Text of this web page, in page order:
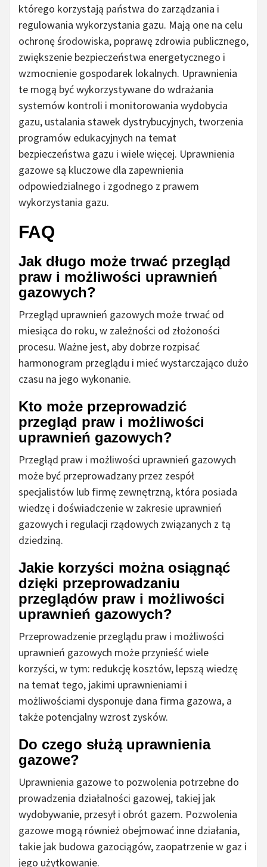
którego korzystają państwa do zarządzania i
regulowania wykorzystania gazu. Mają one na celu
ochronę środowiska, poprawę zdrowia publicznego,
zwiększenie bezpieczeństwa energetycznego i
wzmocnienie gospodarek lokalnych. Uprawnienia
te mogą być wykorzystywane do wdrażania
systemów kontroli i monitorowania wydobycia
gazu, ustalania stawek dystrybucyjnych, tworzenia
programów edukacyjnych na temat
bezpieczeństwa gazu i wiele więcej. Uprawnienia
gazowe są kluczowe dla zapewnienia
odpowiedzialnego i zgodnego z prawem
wykorzystania gazu.
FAQ
Jak długo może trwać przegląd
praw i możliwości uprawnień
gazowych?
Przegląd uprawnień gazowych może trwać od
miesiąca do roku, w zależności od złożoności
procesu. Ważne jest, aby dobrze rozpisać
harmonogram przeglądu i mieć wystarczająco dużo
czasu na jego wykonanie.
Kto może przeprowadzić
przegląd praw i możliwości
uprawnień gazowych?
Przegląd praw i możliwości uprawnień gazowych
może być przeprowadzany przez zespół
specjalistów lub firmę zewnętrzną, która posiada
wiedzę i doświadczenie w zakresie uprawnień
gazowych i regulacji rządowych związanych z tą
dziedziną.
Jakie korzyści można osiągnąć
dzięki przeprowadzaniu
przeglądów praw i możliwości
uprawnień gazowych?
Przeprowadzenie przeglądu praw i możliwości
uprawnień gazowych może przynieść wiele
korzyści, w tym: redukcję kosztów, lepszą wiedzę
na temat tego, jakimi uprawnieniami i
możliwościami dysponuje dana firma gazowa, a
także potencjalny wzrost zysków.
Do czego służą uprawnienia
gazowe?
Uprawnienia gazowe to pozwolenia potrzebne do
prowadzenia działalności gazowej, takiej jak
wydobywanie, przesył i obrót gazem. Pozwolenia
gazowe mogą również obejmować inne działania,
takie jak budowa gazociągów, zaopatrzenie w gaz i
jego użytkowanie.